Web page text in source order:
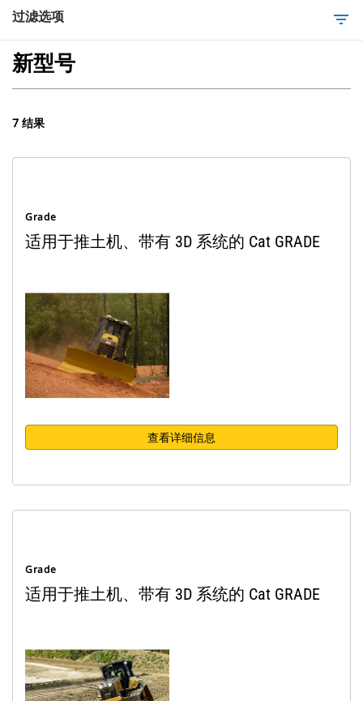
过滤选项 filter_list
新型号
7 结果
Grade
适用于推土机、带有 3D 系统的 Cat GRADE
查看详细信息
Grade
适用于推土机、带有 3D 系统的 Cat GRADE